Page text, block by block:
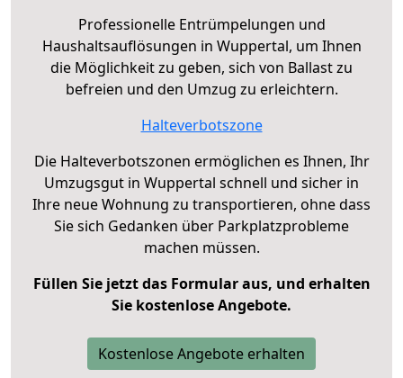
Professionelle Entrümpelungen und
Haushaltsauflösungen in Wuppertal, um Ihnen
die Möglichkeit zu geben, sich von Ballast zu
befreien und den Umzug zu erleichtern.
Halteverbotszone
Die Halteverbotszonen ermöglichen es Ihnen, Ihr
Umzugsgut in Wuppertal schnell und sicher in
Ihre neue Wohnung zu transportieren, ohne dass
Sie sich Gedanken über Parkplatzprobleme
machen müssen.
Füllen Sie jetzt das Formular aus, und erhalten
Sie kostenlose Angebote.
Kostenlose Angebote erhalten